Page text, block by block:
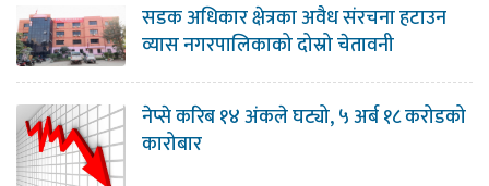
सडक अधिकार क्षेत्रका अवैध संरचना हटाउन
व्यास नगरपालिकाको दोस्रो चेतावनी
नेप्से करिब १४ अंकले घट्यो, ५ अर्ब १८ करोडको
कारोबार